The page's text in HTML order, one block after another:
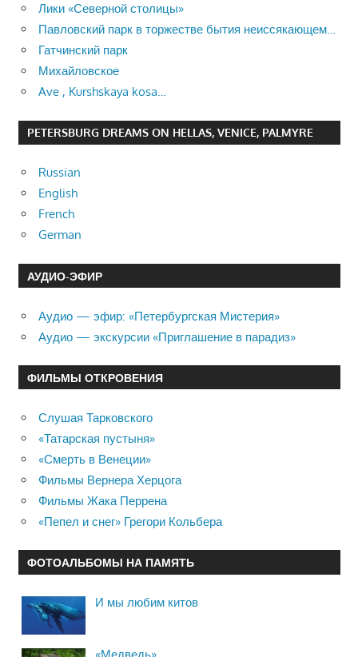
Лики «Северной столицы»
Павловский парк в торжестве бытия неиссякающем…
Гатчинский парк
Михайловское
Ave , Kurshskaya kosa…
PETERSBURG DREAMS ON HELLAS, VENICE, PALMYRE
Russian
English
French
German
АУДИО-ЭФИР
Аудио — эфир: «Петербургская Мистерия»
Аудио — экскурсии «Приглашение в парадиз»
ФИЛЬМЫ ОТКРОВЕНИЯ
Слушая Тарковского
«Татарская пустыня»
«Смерть в Венеции»
Фильмы Вернера Херцога
Фильмы Жака Перрена
«Пепел и снег» Грегори Кольбера
ФОТОАЛЬБОМЫ НА ПАМЯТЬ
И мы любим китов